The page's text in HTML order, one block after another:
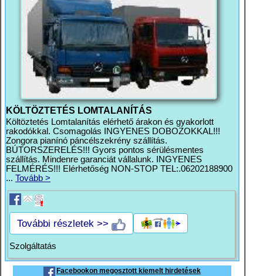
KÖLTÖZTETÉS LOMTALANÍTÁS
Költöztetés Lomtalanítás elérhető árakon és gyakorlott
rakodókkal. Csomagolás INGYENES DOBOZOKKAL!!!
Zongora pianínó páncélszekrény szállítás.
BÚTORSZERELÉS!!! Gyors pontos sérülésmentes
szállítás. Mindenre garanciát vállalunk. INGYENES
FELMÉRÉS!!! Elérhetőség NON-STOP TEL:.06202188900
... Tovább >
További részletek >>
Szolgáltatás
Facebookon megosztott kiemelt hirdetések